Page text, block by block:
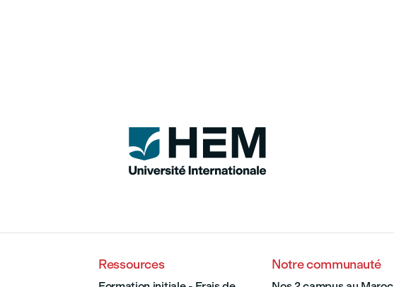
Ressources Notre communauté